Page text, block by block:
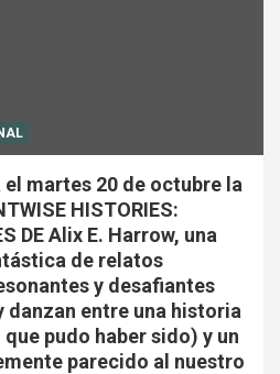
martes 20 de octubre la
HISTORIES:
DE Alix E. Harrow, una
de relatos
y desafiantes
danzan entre una historia
pudo haber sido) y un
parecido al nuestro